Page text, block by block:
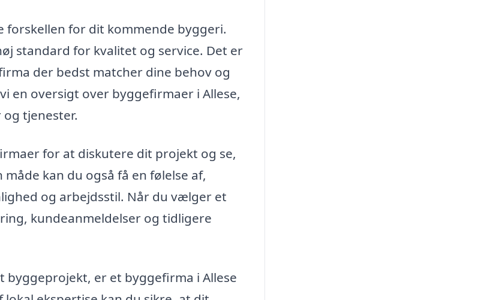
forskellen for dit kommende byggeri.
standard for kvalitet og service. Det er
der bedst matcher dine behov og
en oversigt over byggefirmaer i Allese,
tjenester.
for at diskutere dit projekt og se,
kan du også få en følelse af,
og arbejdsstil. Når du vælger et
kundeanmeldelser og tidligere
er et byggefirma i Allese